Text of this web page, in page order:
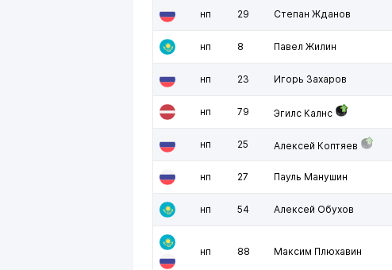
нп 29 Степан Жданов
нп 8 Павел Жилин
нп 23 Игорь Захаров
нп 79 Эгилс Калнс
нп 25 Алексей Коптяев
нп 27 Пауль Манушин
нп 54 Алексей Обухов
нп 88 Максим Плюхавин